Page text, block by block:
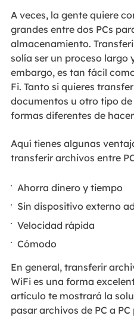
A veces, la gente quiere
grandes entre dos PCs
almacenamiento.
solía ser un proceso largo
embargo, es tan fácil
Fi. Tanto si quieres
documentos u otro tipo
formas diferentes de
Aquí tienes algunas
transferir archivos entre
Ahorra dinero y tiempo
Sin dispositivo externo
Velocidad rápida
Cómodo
En general, transferir
WiFi es una forma
artículo te mostrará la
pasar archivos de PC a PC